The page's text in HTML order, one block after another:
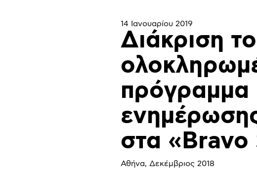
14 Ιανουαρίου 2019
Διάκριση
πρόγραμμα
στα
Αθήνα, Δεκέμβριος 2018